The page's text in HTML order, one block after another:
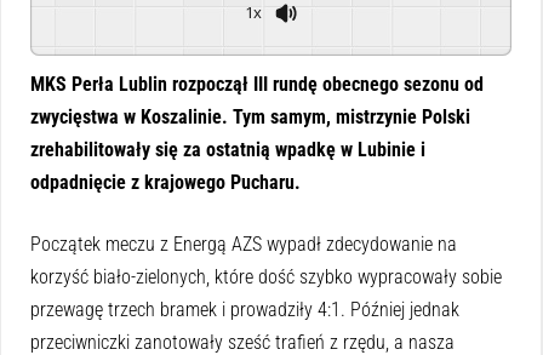
1x
MKS Perła Lublin rozpoczął III rundę obecnego sezonu od
zwycięstwa w Koszalinie. Tym samym, mistrzynie Polski
zrehabilitowały się za ostatnią wpadkę w Lubinie i
odpadnięcie z krajowego Pucharu.
Początek meczu z Energą AZS wypadł zdecydowanie na
korzyść biało-zielonych, które dość szybko wypracowały sobie
przewagę trzech bramek i prowadziły 4:1. Później jednak
przeciwniczki zanotowały sześć trafień z rzędu, a nasza